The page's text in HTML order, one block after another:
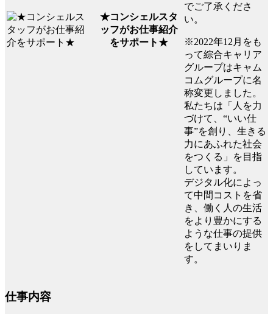
★コンシェルスタ
ッフがお仕事紹介
をサポート★
でご了承くださ
い。
※2022年12月をも
って綜合キャリア
グループはキャム
コムグループに名
称変更しました。
私たちは「人を力
づけて、“いい仕
事”を創り、生きる
力にあふれた社会
をつくる」を目指
しています。
デジタル化によっ
て中間コストを省
き、働く人の生活
をより豊かにする
ような仕事の提供
をしてまいりま
す。
仕事内容